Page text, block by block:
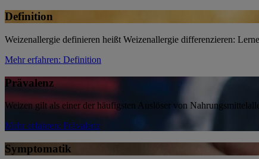
Definition
Weizenallergie definieren heißt Weizenallergie differenzieren:
Mehr erfahren: Definition
Prävalenz
Weizen gilt als einer der häufigsten Auslöser von
Mehr erfahren: Prävalenz
Symptomatik